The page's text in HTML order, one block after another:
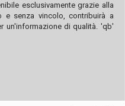
esclusivamente grazie alla
senza vincolo, contribuirà a
un'informazione di qualità. 'qb'